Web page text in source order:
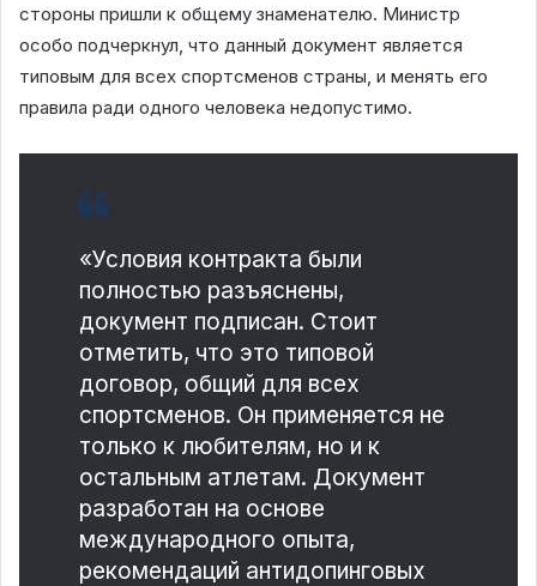
стороны пришли к общему знаменателю. Министр
особо подчеркнул, что данный документ является
типовым для всех спортсменов страны, и менять его
правила ради одного человека недопустимо.
«Условия контракта были
полностью разъяснены,
документ подписан. Стоит
отметить, что это типовой
договор, общий для всех
спортсменов. Он применяется не
только к любителям, но и к
остальным атлетам. Документ
разработан на основе
международного опыта,
рекомендаций антидопинговых